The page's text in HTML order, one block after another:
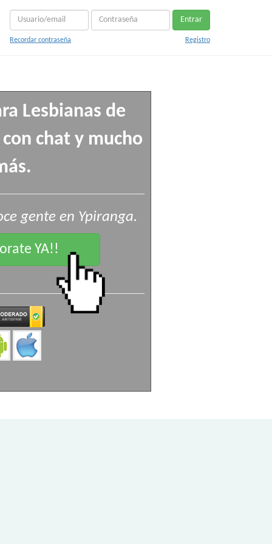
Entrar
Recordar contraseña Registro
Lesbianas de
chat y mucho
gente en Ypiranga.
YA!!